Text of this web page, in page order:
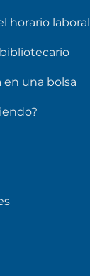
horario laboral
una bolsa